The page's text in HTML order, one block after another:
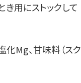
き用にストックして
化Mg、甘味料（スク